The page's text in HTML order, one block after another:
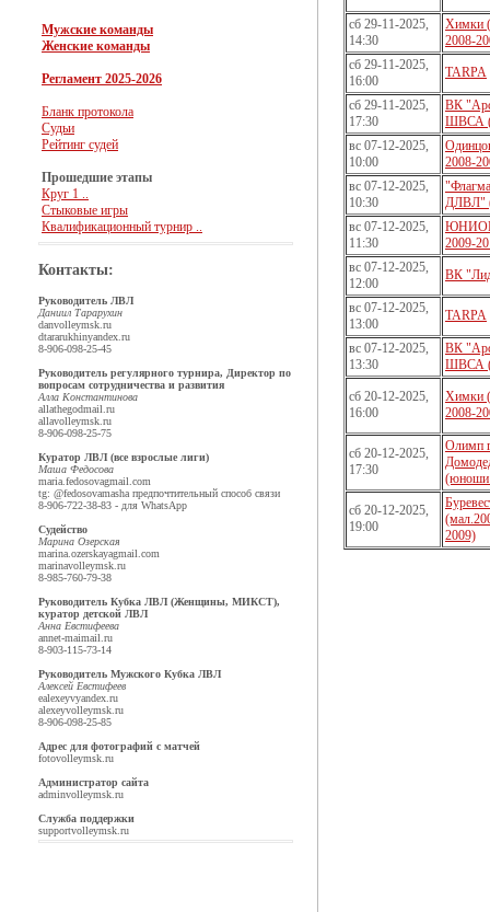
Мужские команды
Женские команды
Регламент 2025-2026
Бланк протокола
Судьи
Рейтинг судей
Прошедшие этапы
Круг 1 ..
Стыковые игры
Квалификационный турнир ..
Контакты:
Руководитель ЛВЛ
Даниил Тарарухин
danvolleymsk.ru
dtararukhinyandex.ru
8-906-098-25-45
Руководитель регулярного турнира, Директор по
вопросам сотрудничества и развития
Алла Константинова
allathegodmail.ru
allavolleymsk.ru
8-906-098-25-75
Куратор ЛВЛ (все взрослые лиги)
Маша Федосова
maria.fedosovagmail.com
tg: @fedosovamasha предпочтительный способ связи
8-906-722-38-83 - для WhatsApp
Судейство
Марина Озерская
marina.ozerskayagmail.com
marinavolleymsk.ru
8-985-760-79-38
Руководитель Кубка ЛВЛ (Женщины, МИКСТ),
куратор детской ЛВЛ
Анна Евстифеева
annet-maimail.ru
8-903-115-73-14
Руководитель Мужского Кубка ЛВЛ
Алексей Евстифеев
ealexeyvyandex.ru
alexeyvolleymsk.ru
8-906-098-25-85
Адрес для фотографий с матчей
fotovolleymsk.ru
Администратор сайта
adminvolleymsk.ru
Служба поддержки
supportvolleymsk.ru
сб 29-11-2025,
14:30
Химки
2008-
сб 29-11-2025,
16:00
TARPA
сб 29-11-2025,
17:30
ВК
ШВСА
вс 07-12-2025,
10:00
2008-
вс 07-12-2025,
10:30
ДЛВЛ"
вс 07-12-2025,
11:30
2009-
вс 07-12-2025,
12:00
ВК
вс 07-12-2025,
13:00
TARPA
вс 07-12-2025,
13:30
ВК
ШВСА
сб 20-12-2025,
16:00
Химки
2008-
сб 20-12-2025,
17:30
Олимп
(юноши
сб 20-12-2025,
19:00
2009)